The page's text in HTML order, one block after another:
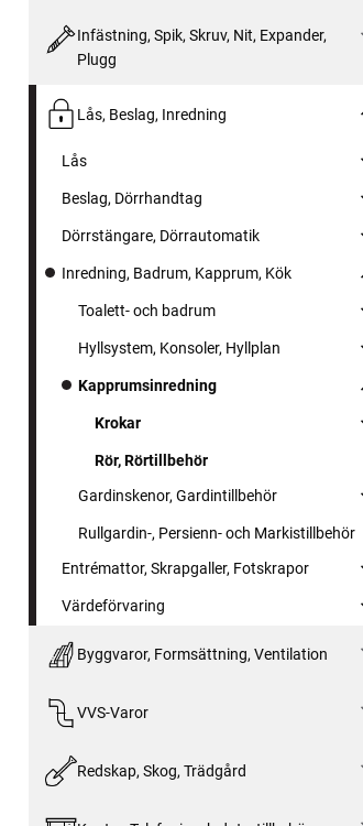
Infästning, Spik, Skruv, Nit, Expander,
Plugg
Lås, Beslag, Inredning
Lås
Beslag, Dörrhandtag
Dörrstängare, Dörrautomatik
Inredning, Badrum, Kapprum, Kök
Toalett- och badrum
Hyllsystem, Konsoler, Hyllplan
Kapprumsinredning
Krokar
Rör, Rörtillbehör
Gardinskenor, Gardintillbehör
Rullgardin-, Persienn- och Markistillbehör
Entrémattor, Skrapgaller, Fotskrapor
Värdeförvaring
Byggvaror, Formsättning, Ventilation
VVS-Varor
Redskap, Skog, Trädgård